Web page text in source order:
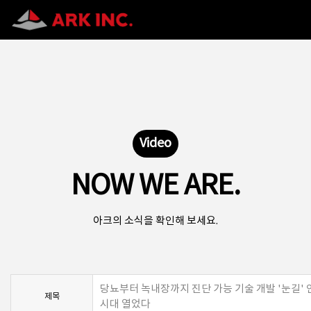
Video
NOW WE ARE.
아크의 소식을 확인해 보세요.
제목
당뇨부터 녹내장까지 진단 가능 기술 개발 '눈길'
시대 열었다